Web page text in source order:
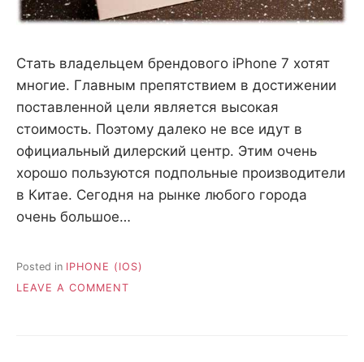
Стать владельцем брендового iPhone 7 хотят
многие. Главным препятствием в достижении
поставленной цели является высокая
стоимость. Поэтому далеко не все идут в
официальный дилерский центр. Этим очень
хорошо пользуются подпольные производители
в Китае. Сегодня на рынке любого города
очень большое…
Posted in IPHONE (IOS)
LEAVE A COMMENT